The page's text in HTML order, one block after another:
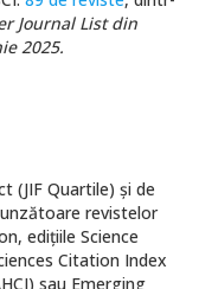
Journal List din
2025.
(JIF Quartile) și de
revistelor
edițiile Science
Citation Index
sau Emerging